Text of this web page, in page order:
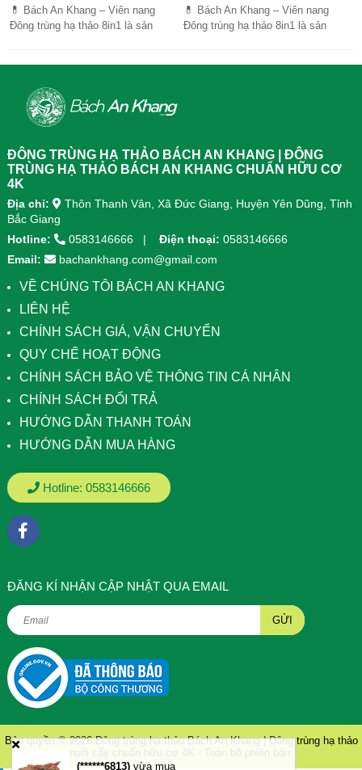
THẢO BÁCH AN KHANG
💊 Bách An Khang – Viên nang
Đông trùng hạ thảo 8in1 là sản
tiêu hóa, ngủ ngon, giảm mệt mỏi.
Sản phẩm được sản xuất tại nhà
máy đạt chuẩn GMP, sử dụng công
giúp hấp thu nhanh và hiệu quả
hơn.
8IN1: GIẢI PHÁP SỨC KHỎE
TOÀN DIỆN
💊 Bách An Khang – Viên nang
Đông trùng hạ thảo 8in1 là sản
ĐÔNG TRÙNG HẠ THẢO BÁCH AN KHANG | ĐÔNG
TRÙNG HẠ THẢO BÁCH AN KHANG CHUẨN HỮU CƠ
4K
Địa chỉ:
Thôn Thanh Vân, Xã Đức Giang, Huyện Yên Dũng, Tỉnh
Bắc Giang
Hotline:
0583146666 Điện thoại: 0583146666
Email:
bachankhang.com@gmail.com
VỀ CHÚNG TÔI BÁCH AN KHANG
LIÊN HỆ
CHÍNH SÁCH GIÁ, VẬN CHUYỂN
QUY CHẾ HOẠT ĐỘNG
CHÍNH SÁCH BẢO VỆ THÔNG TIN CÁ NHÂN
CHÍNH SÁCH ĐỔI TRẢ
HƯỚNG DẪN THANH TOÁN
HƯỚNG DẪN MUA HÀNG
Hotline: 0583146666
ÐĂNG KÍ NHẬN CẬP NHẬT QUA EMAIL
GỬI
Bản quyền © 2026Đông trùng hạ thảo Bách An Khang | Đông trùng hạ thảo
(******6813) vừa mua